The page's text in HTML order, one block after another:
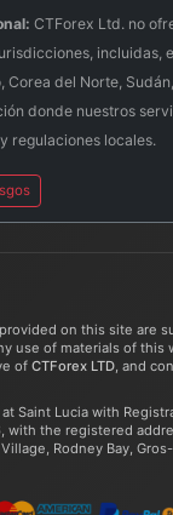
CTForex Ltd. no
incluidas,
Corea del Norte,
donde nuestros
regulaciones locales.
on this site are
use of materials of this
of CTForex LTD, and
Saint Lucia with
with the registered
Rodney Bay,